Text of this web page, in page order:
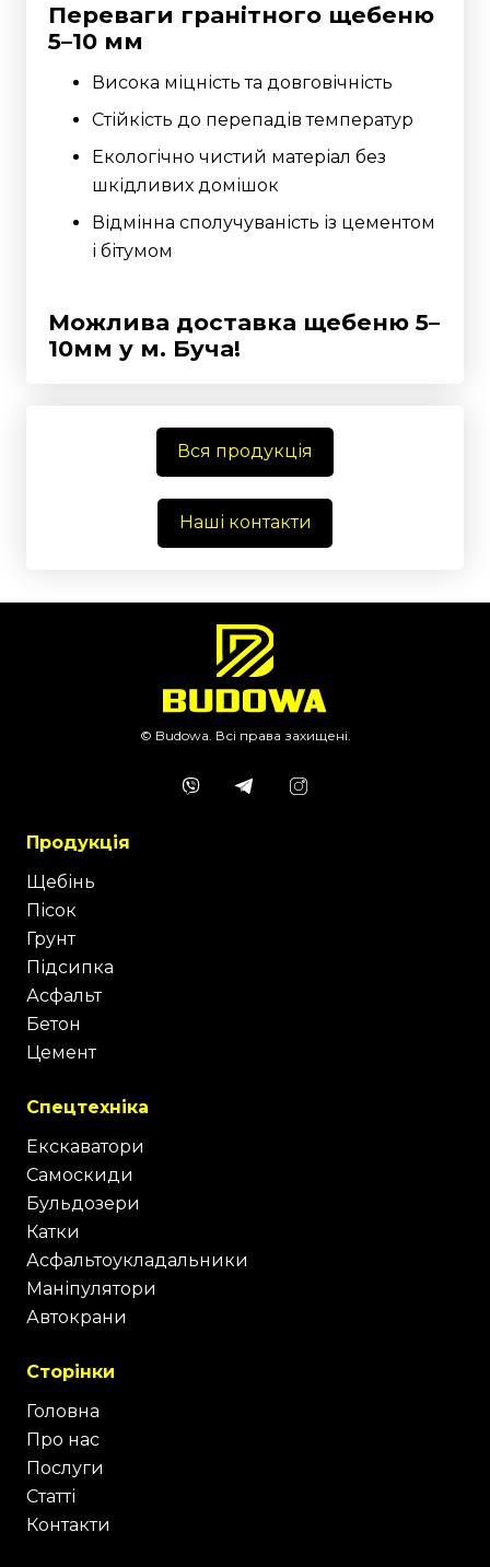
Переваги гранітного щебеню
5–10 мм
Висока міцність та довговічність
Стійкість до перепадів температур
Екологічно чистий матеріал без
шкідливих домішок
Відмінна сполучуваність із цементом
і бітумом
Можлива доставка щебеню 5–
10мм у м. Буча!
Вся продукція
Наші контакти
© Budowa. Всі права захищені.
Продукція
Щебінь
Пісок
Грунт
Підсипка
Асфальт
Бетон
Цемент
Спецтехніка
Екскаватори
Самоскиди
Бульдозери
Катки
Асфальтоукладальники
Маніпулятори
Автокрани
Сторінки
Головна
Про нас
Послуги
Статті
Контакти